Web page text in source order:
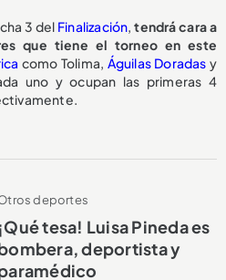
3 del Finalización,tendrá cara a
que tiene el torneo en este
como Tolima, Águilas Doradas y
uno y ocupan las primeras 4
deportes
¡Qué tesa! Luisa Pineda es
deportista y